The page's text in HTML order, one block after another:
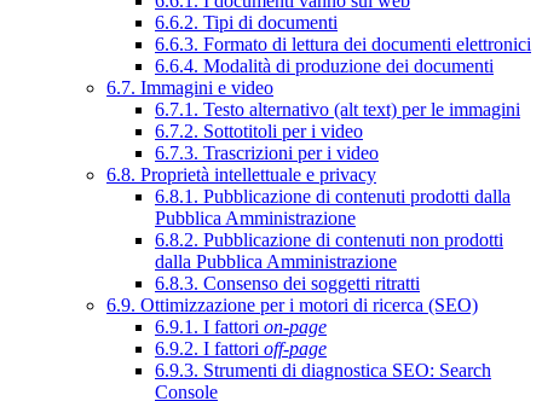
6.6.2. Tipi di documenti
6.6.3. Formato di lettura dei documenti elettronici
6.6.4. Modalità di produzione dei documenti
6.7. Immagini e video
6.7.1. Testo alternativo (alt text) per le immagini
6.7.2. Sottotitoli per i video
6.7.3. Trascrizioni per i video
6.8. Proprietà intellettuale e privacy
6.8.1. Pubblicazione di contenuti prodotti dalla
Pubblica Amministrazione
6.8.2. Pubblicazione di contenuti non prodotti
dalla Pubblica Amministrazione
6.8.3. Consenso dei soggetti ritratti
6.9. Ottimizzazione per i motori di ricerca (SEO)
6.9.1. I fattori on-page
6.9.2. I fattori off-page
6.9.3. Strumenti di diagnostica SEO: Search
Console